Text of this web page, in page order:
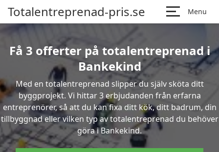
Totalentreprenad-pris.se Menu
Få 3 offerter på totalentreprenad i
Bankekind
Med en totalentreprenad slipper du själv sköta ditt
byggprojekt. Vi hittar 3 erbjudanden från erfarna
entreprenörer, så att du kan fixa ditt kök, ditt badrum, din
tillbyggnad eller vilken typ av totalentreprenad du behöver
göra i Bankekind.